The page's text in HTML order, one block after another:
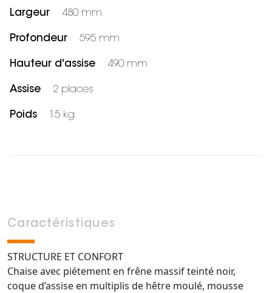
Largeur 480 mm
Profondeur 595 mm
Hauteur d'assise 490 mm
Assise 2 places
Poids 15 kg
Caractéristiques
STRUCTURE ET CONFORT
Chaise avec piétement en frêne massif teinté noir,
coque d’assise en multiplis de hêtre moulé, mousse